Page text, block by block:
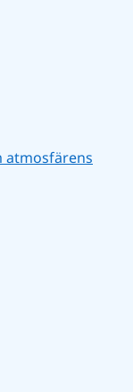
atmosfärens